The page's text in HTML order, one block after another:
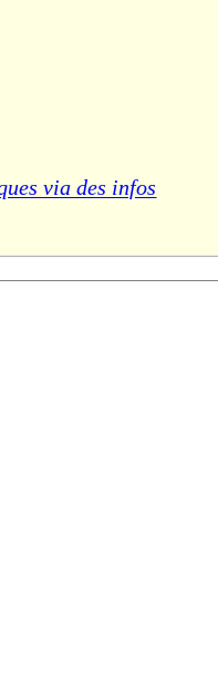
via des infos